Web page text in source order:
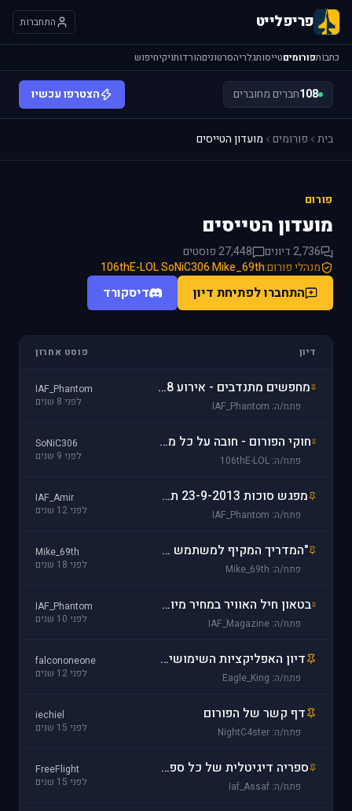
פריפלייט התחברות
כתבותפורומיםטייסותגלריהסרטוניםהורדותויקיחיפוש
108חברים מחוברים הצטרפו עכשיו
בית פורומים מועדון הטייסים
פורום
מועדון הטייסים
2,736 דיונים
27,448 פוסטים
מנהלי פורום:Mike_69th
·
SoNiC306
·
106thE-LOL
התחברו לפתיחת דיון דיסקורד
דיון פוסט אחרון
מחפשים מתנדבים - אירוע FLL JR 01.6.2018 ביבנה
פתח/ה: IAF_Phantom
IAF_Phantom
לפני 8 שנים
חוקי הפורום - חובה על כל משתמש לקרוא ולהפנים היטב!
פתח/ה: 106thE-LOL
SoNiC306
לפני 9 שנים
מפגש סוכות 23-9-2013 תאריך חדש
פתח/ה: IAF_Phantom
IAF_Amir
לפני 12 שנים
"המדריך המקיף למשתמש המתחיל"
פתח/ה: Mike_69th
Mike_69th
לפני 18 שנים
בטאון חיל האוויר במחיר מיוחד עבור חברי אתר PREFLIGHT
פתח/ה: IAF_Magazine
IAF_Phantom
לפני 10 שנים
דיון האפליקציות השימושיים
פתח/ה: Eagle_King
falcononeone
לפני 12 שנים
דף קשר של הפורום
פתח/ה: NightC4ster
iechiel
לפני 15 שנים
ספריה דיגיטלית של כל ספרי חיל האוויר
פתח/ה: Iaf_Assaf
FreeFlight
לפני 15 שנים